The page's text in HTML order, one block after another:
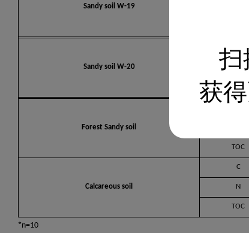
Sandy soil W-19
Sandy soil W-20 N
TOC
Forest Sandy soil
TOC
Calcareous soil
C
N
TOC
*n=10
扫
获